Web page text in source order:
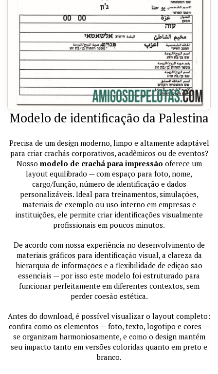
Modelo de identificação da Palestina
Precisa de um design moderno, limpo e altamente adaptável
para criar crachás corporativos, acadêmicos ou de eventos?
Nosso modelo de crachá para impressão oferece um
layout equilibrado — com espaço para foto, nome,
cargo/função, número de identificação e dados
personalizáveis. Ideal para treinamentos, simulações,
materiais de exemplo ou uso interno em empresas e
instituições, ele permite criar identificações visualmente
profissionais em poucos minutos.
De acordo com nossa experiência no desenvolvimento de
materiais gráficos para identificação visual, a clareza da
hierarquia de informações e a flexibilidade de edição são
essenciais — por isso este modelo foi estruturado para
funcionar perfeitamente em diferentes contextos, sem
perder coesão estética.
Antes do download, é possível visualizar o layout completo:
confira como os elementos — foto, texto, logotipo e cores —
se organizam harmoniosamente, e como o design mantém
seu impacto tanto em versões coloridas quanto em preto e
branco.